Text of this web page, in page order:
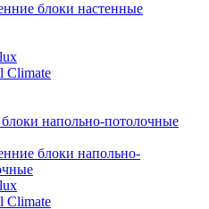
блоки настенные
Climate
напольно-потолочные
блоки напольно-
Climate